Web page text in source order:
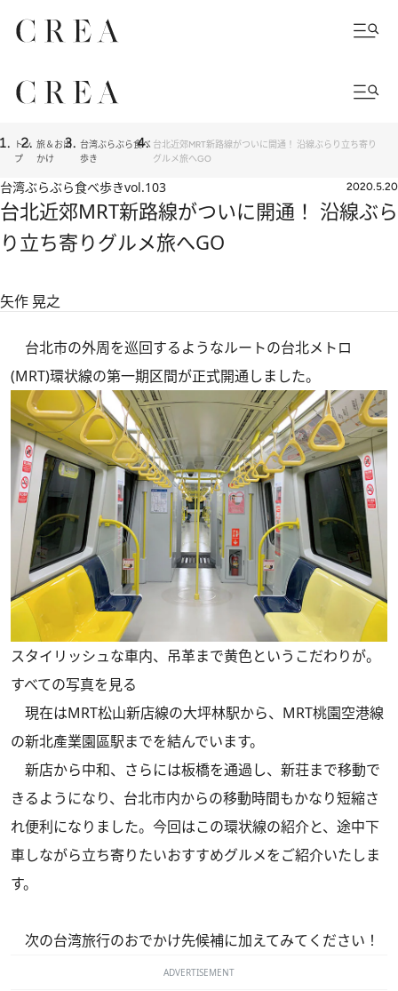
トッ
プ
旅＆お出
かけ
台湾ぶらぶら食べ
歩き
台北近郊MRT新路線がついに開通！ 沿線ぶらり立ち寄り
グルメ旅へGO
台湾ぶらぶら食べ歩きvol.103 2020.5.20
台北近郊MRT新路線がついに開通！ 沿線ぶら
り立ち寄りグルメ旅へGO
矢作 晃之
台北市の外周を巡回するようなルートの台北メトロ
(MRT)環状線の第一期区間が正式開通しました。
スタイリッシュな車内、吊革まで黄色というこだわりが。
すべての写真を見る
現在はMRT松山新店線の大坪林駅から、MRT桃園空港線
の新北產業園區駅までを結んでいます。
新店から中和、さらには板橋を通過し、新荘まで移動で
きるようになり、台北市内からの移動時間もかなり短縮さ
れ便利になりました。今回はこの環状線の紹介と、途中下
車しながら立ち寄りたいおすすめグルメをご紹介いたしま
す。
次の台湾旅行のおでかけ先候補に加えてみてください！
ADVERTISEMENT